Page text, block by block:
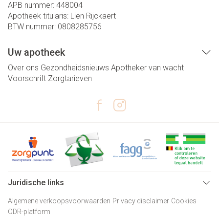
APB nummer: 448004
Apotheek titularis: Lien Rijckaert
BTW nummer: 0808285756
Uw apotheek
Over ons Gezondheidsnieuws Apotheker van wacht
Voorschrift Zorgtarieven
Juridische links
Algemene verkoopsvoorwaarden Privacy disclaimer Cookies
ODR-platform